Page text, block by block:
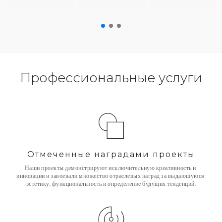
Профессиональные услуги
Отмеченные наградами проекты
Наши проекты демонстрируют исключительную креативность и
инновации и завоевали множество отраслевых наград за выдающуюся
эстетику, функциональность и определение будущих тенденций.